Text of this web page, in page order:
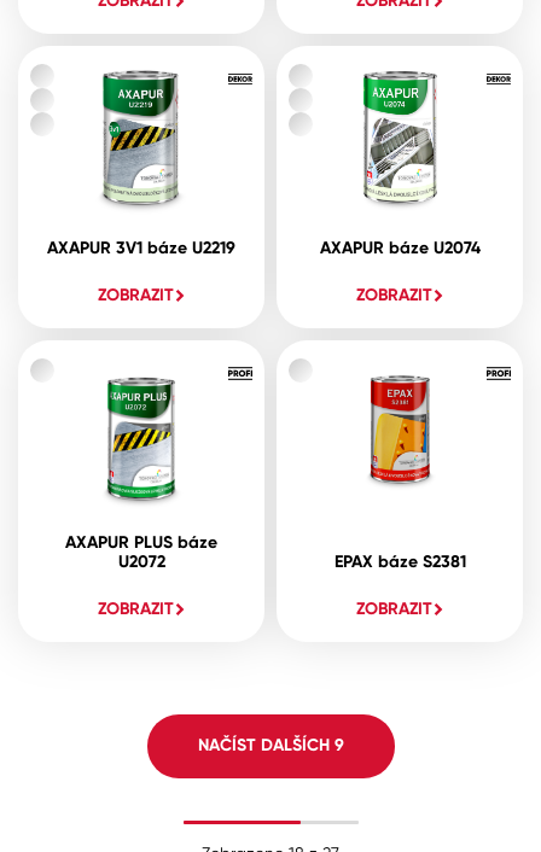
AXAPUR 3V1 báze U2219
ZOBRAZIT
AXAPUR báze U2074
ZOBRAZIT
AXAPUR PLUS báze
U2072
ZOBRAZIT
EPAX báze S2381
ZOBRAZIT
NAČÍST DALŠÍCH 9